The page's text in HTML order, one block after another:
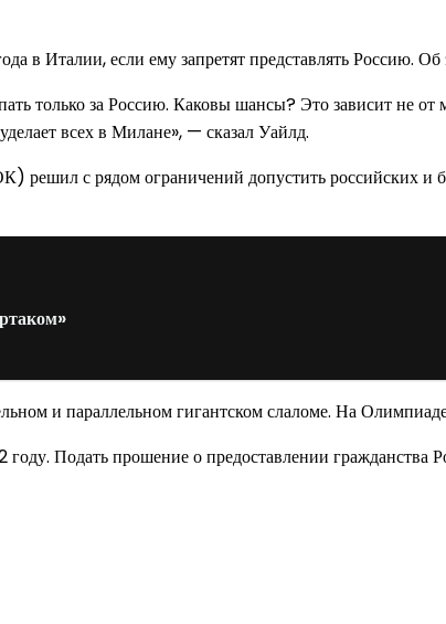
в Италии, если ему запретят представлять Россию.
только за Россию. Каковы шансы? Это зависит не
всех в Милане», — сказал Уайлд.
с рядом ограничений допустить российских
и параллельном гигантском слаломе. На
Подать прошение о предоставлении гражданства